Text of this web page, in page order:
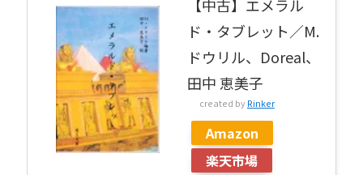
【中古】エメラル
ド・タブレット／M.
ドウリル、Doreal、
田中 恵美子
created by Rinker
Amazon
楽天市場